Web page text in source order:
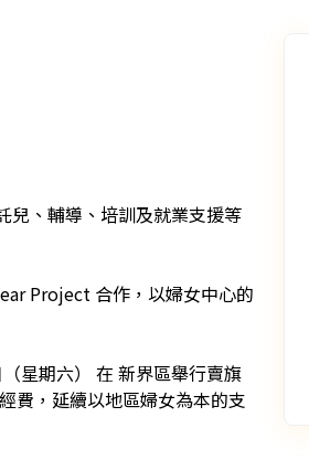
兒、輔導、培訓及就業支援等
Project 合作，以婦女中心的
星期六） 在 新界區舉行賣旗
費，延續以地區婦女為本的支